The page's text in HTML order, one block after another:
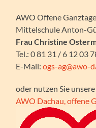
AWO Offene
Mittelschule Anton-
Frau Christine
Tel.: 0 81 31 / 6 12 03
E-Mail:ogs-ag@awo-
oder nutzen Sie
AWO Dachau, offene